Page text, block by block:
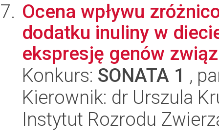
Ocena wpływu
dodatku inuliny w
ekspresję genów
Konkurs: SONATA 1 ,
Kierownik: dr Urszula
Instytut Rozrodu